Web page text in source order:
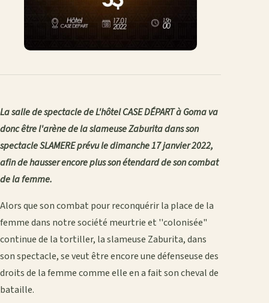
La salle de spectacle de L'hôtel CASE DÉPART à Goma va
donc être l'arène de la slameuse Zaburita dans son
spectacle SLAMERE prévu le dimanche 17 janvier 2022,
afin de hausser encore plus son étendard de son combat
de la femme.
Alors que son combat pour reconquérir la place de la
femme dans notre société meurtrie et ''colonisée"
continue de la tortiller, la slameuse Zaburita, dans
son spectacle, se veut être encore une défenseuse des
droits de la femme comme elle en a fait son cheval de
bataille.